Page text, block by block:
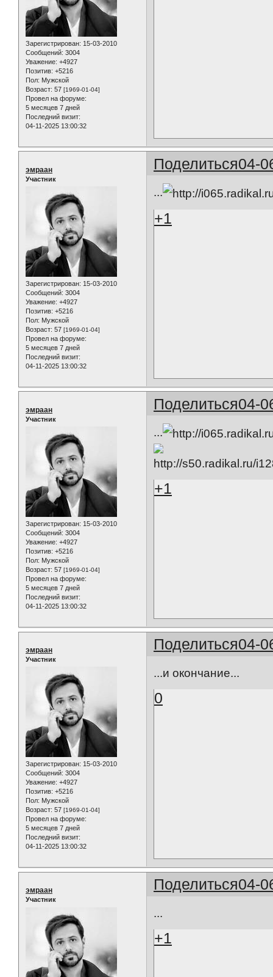
Зарегистрирован: 15-03-2010
Сообщений: 3004
Уважение: +4927
Позитив: +5216
Пол: Мужской
Возраст: 57 [1969-01-04]
Провел на форуме:
5 месяцев 7 дней
Последний визит:
04-11-2025 13:00:32
Поделиться04-
эмраан
Участник
Зарегистрирован: 15-03-2010
Сообщений: 3004
Уважение: +4927
Позитив: +5216
Пол: Мужской
Возраст: 57 [1969-01-04]
Провел на форуме:
5 месяцев 7 дней
Последний визит:
04-11-2025 13:00:32
...
+1
Поделиться04-
эмраан
Участник
Зарегистрирован: 15-03-2010
Сообщений: 3004
Уважение: +4927
Позитив: +5216
Пол: Мужской
Возраст: 57 [1969-01-04]
Провел на форуме:
5 месяцев 7 дней
Последний визит:
04-11-2025 13:00:32
...
+1
Поделиться04-
эмраан
Участник
Зарегистрирован: 15-03-2010
Сообщений: 3004
Уважение: +4927
Позитив: +5216
Пол: Мужской
Возраст: 57 [1969-01-04]
Провел на форуме:
5 месяцев 7 дней
Последний визит:
04-11-2025 13:00:32
...и окончание...
0
Поделиться04-
эмраан
Участник
...
+1